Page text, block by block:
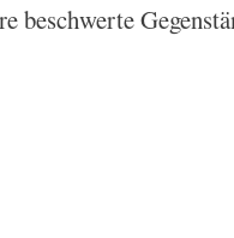
beschwerte